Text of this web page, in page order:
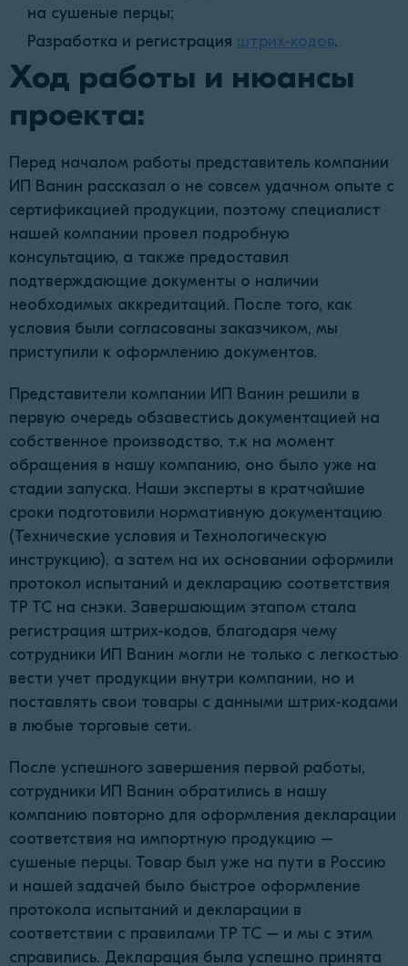
на сушеные перцы;
Разработка и регистрация штрих-кодов.
Ход работы и нюансы
проекта:
Перед началом работы представитель компании
ИП Ванин рассказал о не совсем удачном опыте с
сертификацией продукции, поэтому специалист
нашей компании провел подробную
консультацию, а также предоставил
подтверждающие документы о наличии
необходимых аккредитаций. После того, как
условия были согласованы заказчиком, мы
приступили к оформлению документов.
Представители компании ИП Ванин решили в
первую очередь обзавестись документацией на
собственное производство, т.к на момент
обращения в нашу компанию, оно было уже на
стадии запуска. Наши эксперты в кратчайшие
сроки подготовили нормативную документацию
(Технические условия и Технологическую
инструкцию), а затем на их основании оформили
протокол испытаний и декларацию соответствия
ТР ТС на снэки. Завершающим этапом стала
регистрация штрих-кодов, благодаря чему
сотрудники ИП Ванин могли не только с легкостью
вести учет продукции внутри компании, но и
поставлять свои товары с данными штрих-кодами
в любые торговые сети.
После успешного завершения первой работы,
сотрудники ИП Ванин обратились в нашу
компанию повторно для оформления декларации
соответствия на импортную продукцию –
сушеные перцы. Товар был уже на пути в Россию
и нашей задачей было быстрое оформление
протокола испытаний и декларации в
соответствии с правилами ТР ТС – и мы с этим
справились. Декларация была успешно принята